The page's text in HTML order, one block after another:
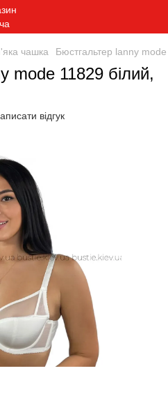
чашка Бюстгальтер lanny
mode 11829 білий,
відгук